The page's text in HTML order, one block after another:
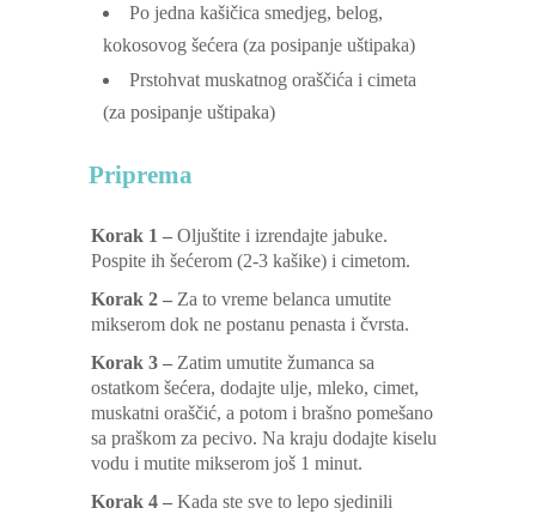
Po jedna kašičica smedjeg, belog,
kokosovog šećera (za posipanje uštipaka)
Prstohvat muskatnog oraščića i cimeta
(za posipanje uštipaka)
Priprema
Korak 1 – Oljuštite i izrendajte jabuke.
Pospite ih šećerom (2-3 kašike) i cimetom.
Korak 2 – Za to vreme belanca umutite
mikserom dok ne postanu penasta i čvrsta.
Korak 3 – Zatim umutite žumanca sa
ostatkom šećera, dodajte ulje, mleko, cimet,
muskatni oraščić, a potom i brašno pomešano
sa praškom za pecivo. Na kraju dodajte kiselu
vodu i mutite mikserom još 1 minut.
Korak 4 – Kada ste sve to lepo sjedinili